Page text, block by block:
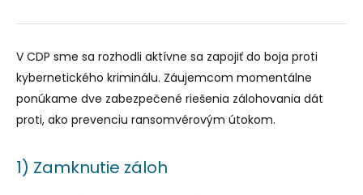
V CDP sme sa rozhodli aktívne sa zapojiť do boja proti
kybernetického kriminálu. Záujemcom momentálne
ponúkame dve zabezpečené riešenia zálohovania dát
proti, ako prevenciu ransomvérovým útokom.
1) Zamknutie záloh